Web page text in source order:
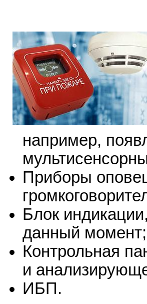
например,
Приборы
Блок
данный момент;
Контрольная
и
ИБП.